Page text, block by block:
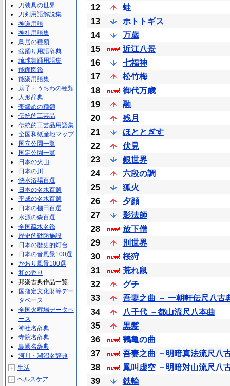
12
蛙
13
ホトトギス
14
万歳
15
近江八景
16
七福神
17
松竹梅
18
御代万歳
19
融
20
残月
21
ほととぎす
22
伏見
23
銀世界
24
六段の調
25
狐火
26
夕顔
27
影法師
28
放下僧
29
別世界
30
桜狩
31
荒れ鼠
32
グチ
33
吾妻之曲 － 一朝軒伝尺八古
34
八千代 －都山流尺八本曲
35
黒髪
36
鶴亀の曲
37
吾妻之曲 －明暗真法流尺八
38
鳳叫虚空 －明暗対山流尺八
39
鉄輪
刀装具の世界
刀剣用語解説集
神道用語
神社用語集
鳥居の種類
盆踊り用語辞典
琉球舞踊用語集
能面図鑑
能楽用語集
扇子・うちわの種類
人形辞典
帯締めの種類
伝統的工芸品
伝統的工芸品用語集
全国和紙産地マップ
国立公園一覧
国定公園一覧
日本の火山
日本の川
快水浴場百選
日本の名水百選
平成の名水百選
日本の棚田百選
水源の森百選
全国疏水名鑑
歴史的砂防施設
日本の歴史的灯台
日本の音風景100選
かおり風景100選
和の香り
邦楽古典作品一覧
国指定文化財等デー
タベース
全国火葬場データベ
ース
神社名辞典
寺院名辞典
島嶼名辞典
河川・湖沼名辞典
＋ 生活
＋ ヘルスケア